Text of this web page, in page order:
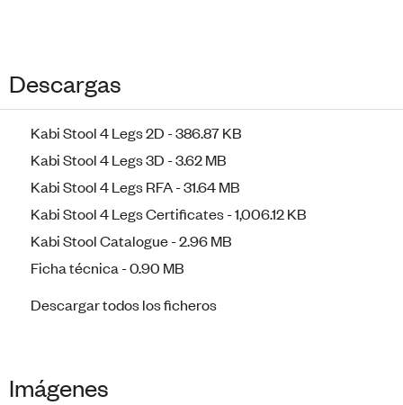
Descargas
Kabi Stool 4 Legs 2D - 386.87 KB
Kabi Stool 4 Legs 3D - 3.62 MB
Kabi Stool 4 Legs RFA - 31.64 MB
Kabi Stool 4 Legs Certificates - 1,006.12 KB
Kabi Stool Catalogue - 2.96 MB
Ficha técnica - 0.90 MB
Descargar todos los ficheros
Imágenes